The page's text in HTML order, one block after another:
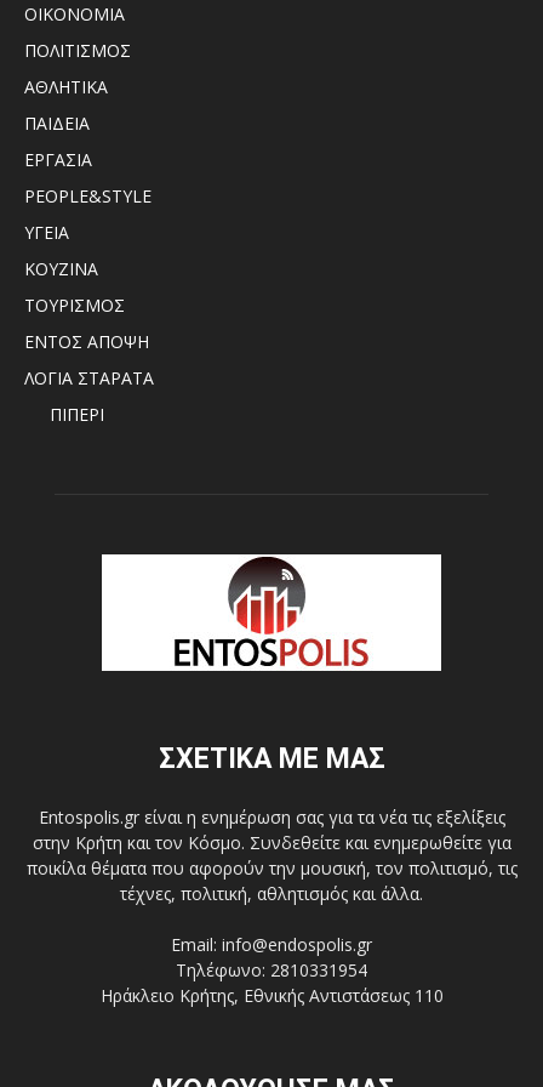
ΟΙΚΟΝΟΜΙΑ
ΠΟΛΙΤΙΣΜΟΣ
ΑΘΛΗΤΙΚΑ
ΠΑΙΔΕΙΑ
ΕΡΓΑΣΙΑ
PEOPLE&STYLE
ΥΓΕΙΑ
ΚΟΥΖΙΝΑ
ΤΟΥΡΙΣΜΟΣ
ΕΝΤΟΣ ΑΠΟΨΗ
ΛΟΓΙΑ ΣΤΑΡΑΤΑ
ΠΙΠΕΡΙ
ΣΧΕΤΙΚΑ ΜΕ ΜΑΣ
Entospolis.gr είναι η ενημέρωση σας για τα νέα τις εξελίξεις
στην Κρήτη και τον Κόσμο. Συνδεθείτε και ενημερωθείτε για
ποικίλα θέματα που αφορούν την μουσική, τον πολιτισμό, τις
τέχνες, πολιτική, αθλητισμός και άλλα.
Email: info@endospolis.gr
Τηλέφωνο: 2810331954
Ηράκλειο Κρήτης, Εθνικής Αντιστάσεως 110